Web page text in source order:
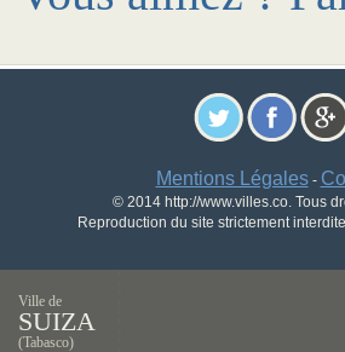
Mentions Légales-
© 2014 http://www.villes.co. Tous
Reproduction du site strictement
Ville de
SUIZA
(Tabasco)